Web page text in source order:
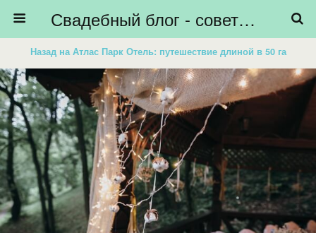
Свадебный блог - советы невестам, подготовка к свадьбе - HiBride
Назад на Атлас Парк Отель: путешествие длиной в 50 га